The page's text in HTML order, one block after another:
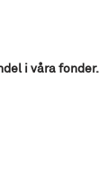
i våra fonder.